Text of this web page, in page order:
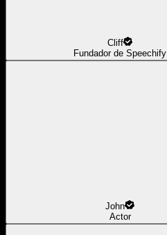
Cliff
Fundador de Speechify
John
Actor